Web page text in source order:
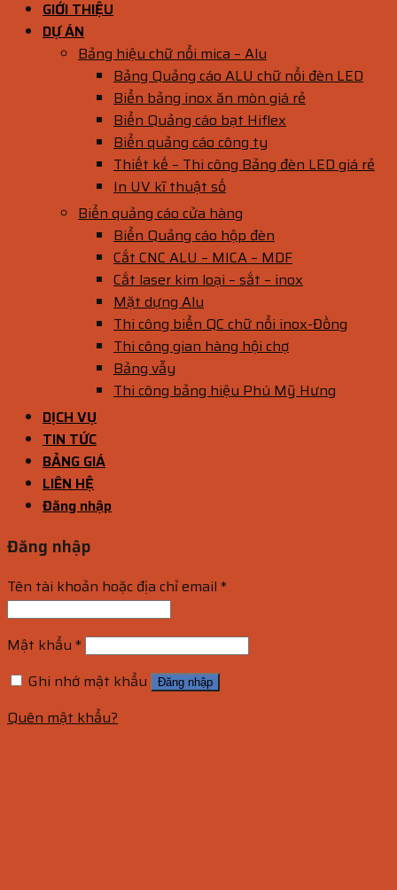
GIỚI THIỆU
DỰ ÁN
Bảng hiệu chữ nổi mica – Alu
Bảng Quảng cáo ALU chữ nổi đèn LED
Biển bảng inox ăn mòn giá rẻ
Biển Quảng cáo bạt Hiflex
Biển quảng cáo công ty
Thiết kế – Thi công Bảng đèn LED giá rẻ
In UV kĩ thuật số
Biển quảng cáo cửa hàng
Biển Quảng cáo hộp đèn
Cắt CNC ALU – MICA – MDF
Cắt laser kim loại – sắt – inox
Mặt dựng Alu
Thi công biển QC chữ nổi inox-Đồng
Thi công gian hàng hội chợ
Bảng vẫy
Thi công bảng hiệu Phú Mỹ Hưng
DỊCH VỤ
TIN TỨC
BẢNG GIÁ
LIÊN HỆ
Đăng nhập
Đăng nhập
Tên tài khoản hoặc địa chỉ email *
Mật khẩu *
Ghi nhớ mật khẩu
Đăng nhập
Quên mật khẩu?